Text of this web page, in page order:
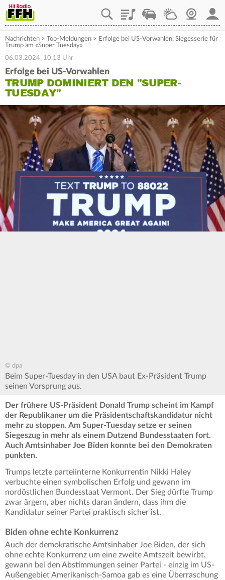
PlaylistStaupilotWetterWebcam
Nachrichten > Top-Meldungen > Erfolge bei US-Vorwahlen: Siegesserie für
Trump am «Super Tuesday»
06.03.2024, 10:13 Uhr
Erfolge bei US-Vorwahlen
TRUMP DOMINIERT DEN "SUPER-
TUESDAY"
© dpa
Beim Super-Tuesday in den USA baut Ex-Präsident Trump
seinen Vorsprung aus.
Der frühere US-Präsident Donald Trump scheint im Kampf
der Republikaner um die Präsidentschaftskandidatur nicht
mehr zu stoppen. Am Super-Tuesday setze er seinen
Siegeszug in mehr als einem Dutzend Bundesstaaten fort.
Auch Amtsinhaber Joe Biden konnte bei den Demokraten
punkten.
Trumps letzte parteiinterne Konkurrentin Nikki Haley
verbuchte einen symbolischen Erfolg und gewann im
nordöstlichen Bundesstaat Vermont. Der Sieg dürfte Trump
zwar ärgern, aber nichts daran ändern, dass ihm die
Kandidatur seiner Partei praktisch sicher ist.
Biden ohne echte Konkurrenz
Auch der demokratische Amtsinhaber Joe Biden, der sich
ohne echte Konkurrenz um eine zweite Amtszeit bewirbt,
gewann bei den Abstimmungen seiner Partei - einzig im US-
Außengebiet Amerikanisch-Samoa gab es eine Überraschung